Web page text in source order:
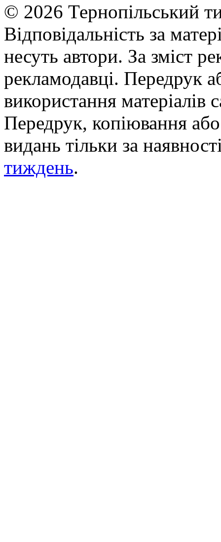
© 2026 Тернопільський
Відповідальність за
несуть автори. За зміст
рекламодавці. Передрук
використання матеріалів
Передрук, копіювання
видань тільки за
тиждень.